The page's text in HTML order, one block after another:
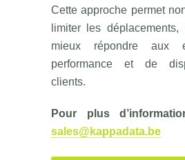
Cette approche permet
limiter les
mieux répondre aux
performance et de
clients.
Pour plus
sales@kappadata.be